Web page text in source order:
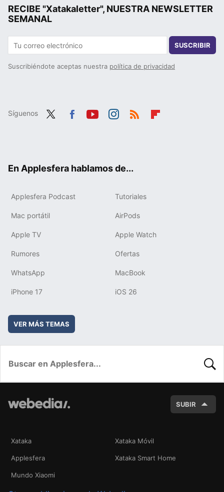
RECIBE "Xatakaletter", NUESTRA NEWSLETTER
SEMANAL
SUSCRIBIR
Suscribiéndote aceptas nuestra política de privacidad
Síguenos
En Applesfera hablamos de...
Applesfera Podcast Tutoriales
Mac portátil AirPods
Apple TV Apple Watch
Rumores Ofertas
WhatsApp MacBook
iPhone 17 iOS 26
VER MÁS TEMAS
SUBIR
Xataka Xataka Móvil
Applesfera Xataka Smart Home
Mundo Xiaomi